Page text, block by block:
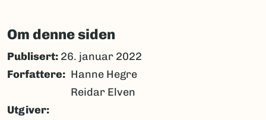
Om denne siden
Publisert: 26. januar 2022
Forfattere
Hanne Hegre
Reidar Elven
Utgiver